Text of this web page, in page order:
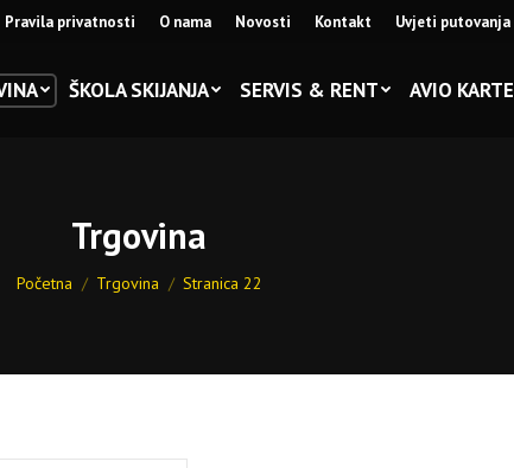
Pravila privatnosti O nama Novosti Kontakt Uvjeti putovanja
ŠKOLA SKIJANJA SERVIS & RENT AVIO KARTE
Trgovina
You are here:
Početna Trgovina Stranica 22